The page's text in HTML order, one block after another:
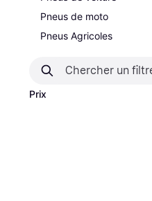
Pneus de moto
Pneus Agricoles
Prix